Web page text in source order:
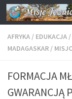
Przejdź do treści
AFRYKA / EDUKACJA /
MADAGASKAR /
FORMACJA
GWARANCJĄ